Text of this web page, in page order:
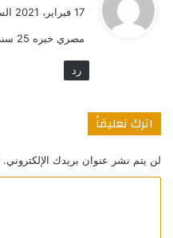
ل
17 فبراير، 2021 الساعة 3:38 م
مصري خبره 25 سنه مشرف أسواق بالإمارات والأردن حليا
رد
اترك تعليقاً
لن يتم نشر عنوان بريدك الإلكتروني.